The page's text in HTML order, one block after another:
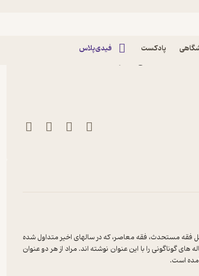
پادکست فیدی‌پلاس
مستحدث، فقه معاصر، که در سالهای اخیر متداول شده
گوناگونی را با این عنوان نوشته اند. مراد از هر دو عنوان
است.